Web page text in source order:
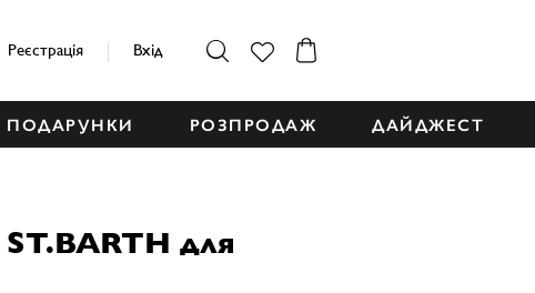
Реєстрація Вхід
ПОДАРУНКИ РОЗПРОДАЖ ДАЙДЖЕСТ
для